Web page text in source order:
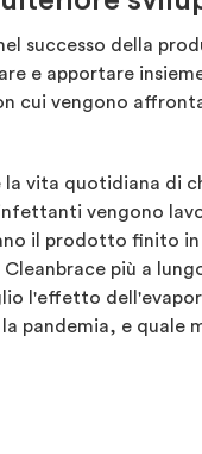
successo della
e apportare
cui vengono
vita quotidiana di
vengono
il prodotto finito
più a
l'effetto
pandemia, e